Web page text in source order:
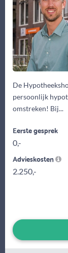
De
persoonlijk
omstreken! Bij...
Eerste gesprek
0,-
Advieskosten
2.250,-